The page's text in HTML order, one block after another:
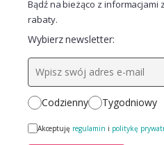
Bądź na bieżąco z informacjami
rabaty.
Wybierz newsletter:
Codzienny Tygodniowy
Akceptuję regulamin i politykę